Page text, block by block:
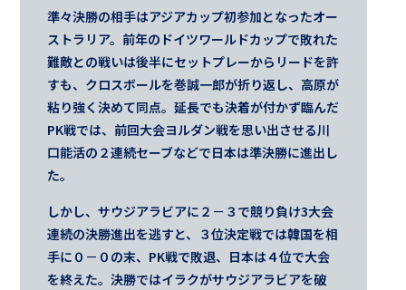
準々決勝の相手はアジアカップ初参加となったオー
ストラリア。前年のドイツワールドカップで敗れた
難敵との戦いは後半にセットプレーからリードを許
すも、クロスボールを巻誠一郎が折り返し、高原が
粘り強く決めて同点。延長でも決着が付かず臨んだ
PK戦では、前回大会ヨルダン戦を思い出させる川
口能活の２連続セーブなどで日本は準決勝に進出し
た。
しかし、サウジアラビアに２－３で競り負け3大会
連続の決勝進出を逃すと、３位決定戦では韓国を相
手に０－０の末、PK戦で敗退、日本は４位で大会
を終えた。決勝ではイラクがサウジアラビアを破